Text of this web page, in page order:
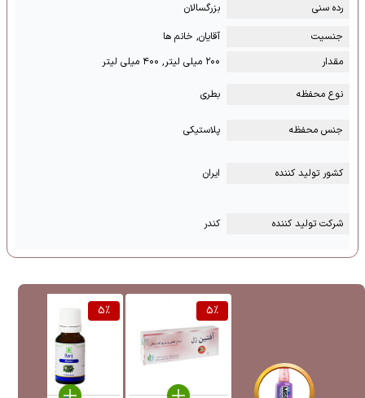
رده سنی
بزرگسالان
جنسیت
آقایان, خانم ها
مقدار
۲۰۰ میلی لیتر, ۴۰۰ میلی لیتر
نوع محفظه بطری
جنس محفظه پلاستیکی
کشور تولید کننده ایران
شرکت تولید کننده کندر
5%
5%